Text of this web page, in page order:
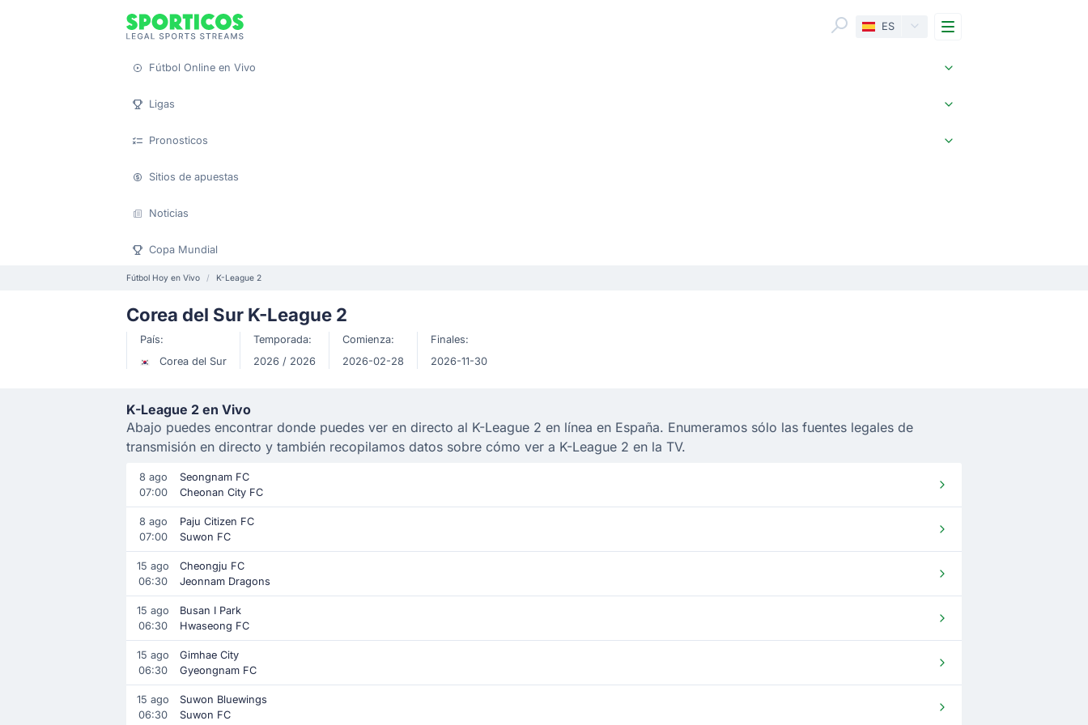
ES Menu
Fútbol Online en Vivo
Ligas
Pronosticos
Sitios de apuestas
Noticias
Copa Mundial
Fútbol Hoy en Vivo K-League 2
Corea del Sur K-League 2
País:
Corea del Sur
Temporada:
2026 / 2026
Comienza:
2026-02-28
Finales:
2026-11-30
K-League 2 en Vivo
Abajo puedes encontrar donde puedes ver en directo al K-League 2 en línea en España. Enumeramos sólo las fuentes legales de
transmisión en directo y también recopilamos datos sobre cómo ver a K-League 2 en la TV.
8 ago
07:00
Seongnam FC
Cheonan City FC
8 ago
07:00
Paju Citizen FC
Suwon FC
15 ago
06:30
Cheongju FC
Jeonnam Dragons
15 ago
06:30
Busan I Park
Hwaseong FC
15 ago
06:30
Gimhae City
Gyeongnam FC
15 ago
06:30
Suwon Bluewings
Suwon FC